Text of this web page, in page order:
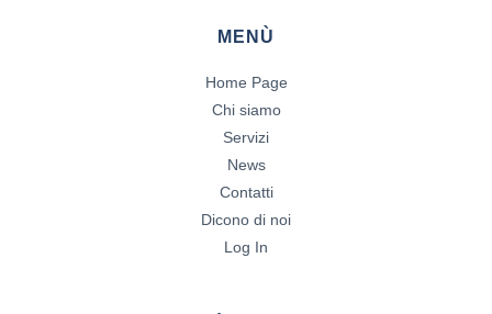
MENÙ
Home Page
Chi siamo
Servizi
News
Contatti
Dicono di noi
Log In